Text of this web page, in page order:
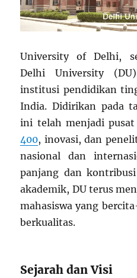
University of Delhi,
Delhi University
institusi pendidikan
India. Didirikan pada
ini telah menjadi
400, inovasi, dan
nasional dan
panjang dan
akademik, DU terus
mahasiswa yang
berkualitas.
Sejarah dan Visi